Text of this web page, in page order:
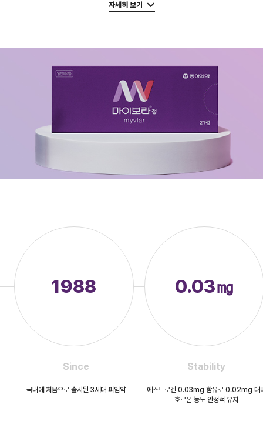
자세히 보기
1988
Since
국내에 처음으로 출시된 3세대 피임약
0.03㎎
Stability
에스트로겐 0.03mg 함유로 0.02mg 대
호르몬 농도 안정적 유지